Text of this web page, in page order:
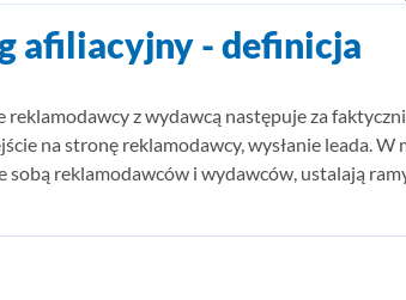
afiliacyjny - definicja
z wydawcą następuje za
na stronę reklamodawcy, wysłanie leada.
sobą reklamodawców i wydawców, ustalają